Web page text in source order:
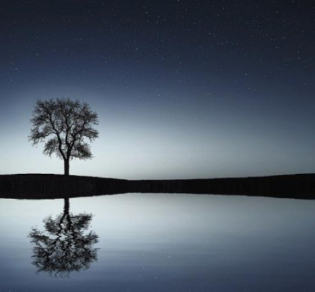
COMITATO SCIENTIFICO CURATORI FOTOGRAFI
EXTRA
RUBRICHE LIBRI
SOCIAL MEDIA